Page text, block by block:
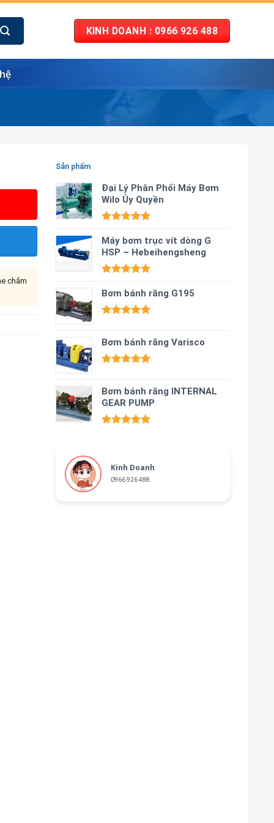
KINH DOANH : 0966 926 488
Sản phẩm
Đại Lý Phân Phối Máy Bơm
Wilo Ủy Quyền
hạng5.00
5 sao
Máy bơm trục vít dòng G
HSP – Hebeihengsheng
hạng5.00
5 sao
Bơm bánh răng G195
5 sao
Bơm bánh răng Varisco
5 sao
Bơm bánh răng INTERNAL
GEAR PUMP
Kinh Doanh
0966 926 488
chăm